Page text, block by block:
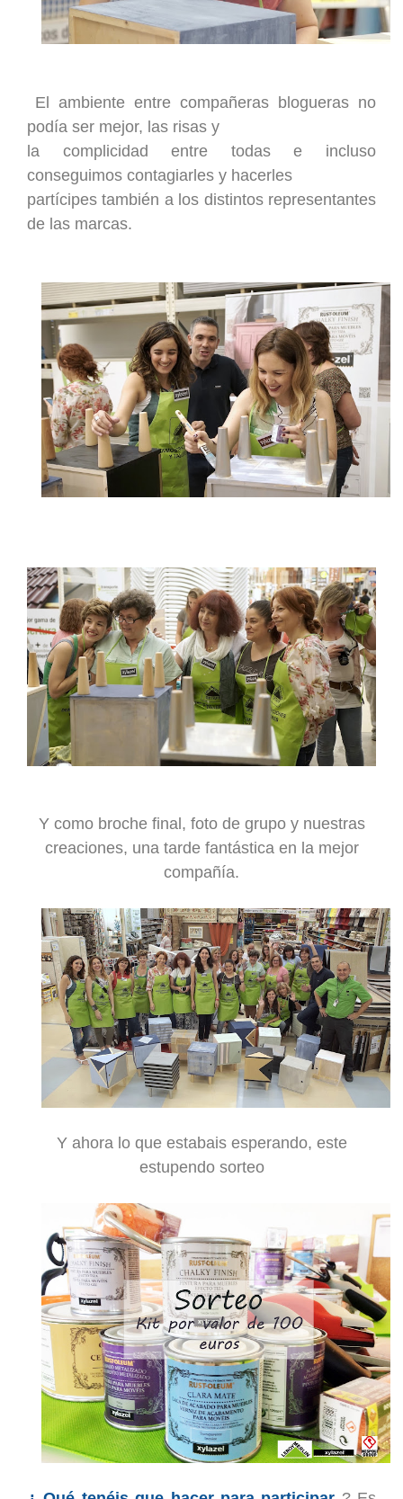
El ambiente entre compañeras blogueras no
podía ser mejor, las risas y
la complicidad entre todas e incluso
conseguimos contagiarles y hacerles
partícipes también a los distintos representantes
de las marcas.
Y como broche final, foto de grupo y nuestras
creaciones, una tarde fantástica en la mejor
compañía.
Y ahora lo que estabais esperando, este
estupendo sorteo